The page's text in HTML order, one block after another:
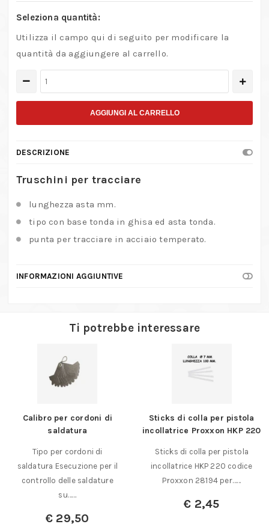
Seleziona quantità:
Utilizza il campo qui di seguito per modificare la
quantità da aggiungere al carrello.
Truschini
quantità
AGGIUNGI AL CARRELLO
DESCRIZIONE
Truschini per tracciare
lunghezza asta mm.
tipo con base tonda in ghisa ed asta tonda.
punta per tracciare in acciaio temperato.
INFORMAZIONI AGGIUNTIVE
Ti potrebbe interessare
Calibro per cordoni di
saldatura
Tipo per cordoni di
saldatura Esecuzione per il
controllo delle saldature
su……
€ 29,50
Sticks di colla per pistola
incollatrice Proxxon HKP 220
Sticks di colla per pistola
incollatrice HKP 220 codice
Proxxon 28194 per……
€ 2,45